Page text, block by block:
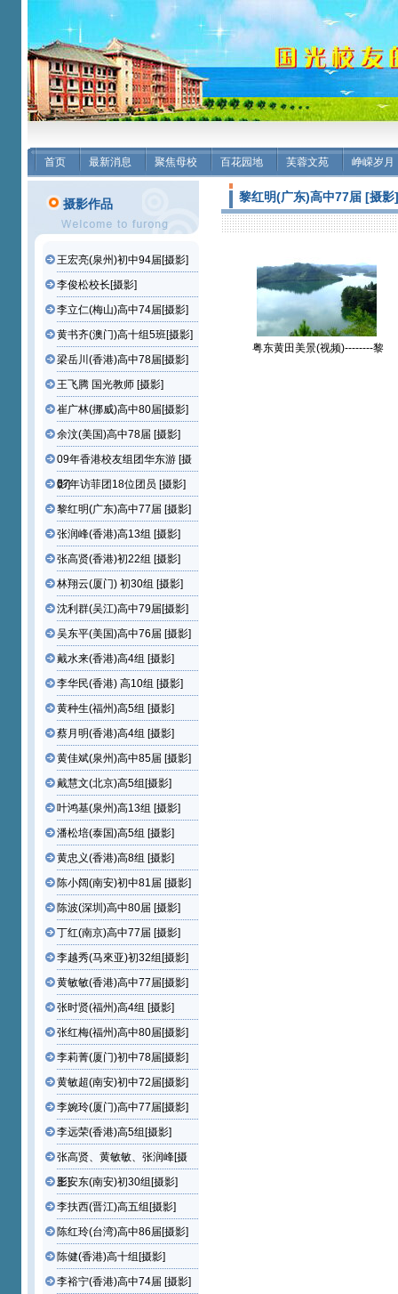
首页 最新消息 聚焦母校 百花园地 芙蓉文苑 峥嵘岁月
摄影作品
王宏亮(泉州)初中94届[摄影]
李俊松校长[摄影]
李立仁(梅山)高中74届[摄影]
黄书齐(澳门)高十组5班[摄影]
梁岳川(香港)高中78届[摄影]
王飞腾 国光教师 [摄影]
崔广林(挪威)高中80届[摄影]
余汶(美国)高中78届 [摄影]
09年香港校友组团华东游 [摄
影]
07年访菲团18位团员 [摄影]
黎红明(广东)高中77届 [摄影]
张润峰(香港)高13组 [摄影]
张高贤(香港)初22组 [摄影]
林翔云(厦门) 初30组 [摄影]
沈利群(吴江)高中79届[摄影]
吴东平(美国)高中76届 [摄影]
戴水来(香港)高4组 [摄影]
李华民(香港) 高10组 [摄影]
黄种生(福州)高5组 [摄影]
蔡月明(香港)高4组 [摄影]
黄佳斌(泉州)高中85届 [摄影]
戴慧文(北京)高5组[摄影]
叶鸿基(泉州)高13组 [摄影]
潘松培(泰国)高5组 [摄影]
黄忠义(香港)高8组 [摄影]
陈小阔(南安)初中81届 [摄影]
陈波(深圳)高中80届 [摄影]
丁红(南京)高中77届 [摄影]
李越秀(马來亚)初32组[摄影]
黄敏敏(香港)高中77届[摄影]
张时贤(福州)高4组 [摄影]
张红梅(福州)高中80届[摄影]
李莉菁(厦门)初中78届[摄影]
黄敏超(南安)初中72届[摄影]
李婉玲(厦门)高中77届[摄影]
李远荣(香港)高5组[摄影]
张高贤、黄敏敏、张润峰[摄
影]
王安东(南安)初30组[摄影]
李扶西(晋江)高五组[摄影]
陈红玲(台湾)高中86届[摄影]
陈健(香港)高十组[摄影]
李裕宁(香港)高中74届 [摄影]
黎红明(广东)高中77届 [摄影]
粤东黄田美景(视频)--------黎